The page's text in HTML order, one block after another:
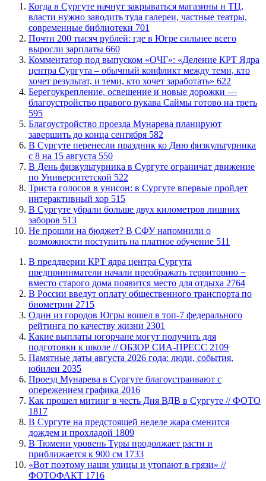
​Когда в Сургуте начнут закрываться магазины и ТЦ,
власти нужно заводить туда галереи, частные театры,
современные библиотеки 701
​Почти 200 тысяч рублей: где в Югре сильнее всего
выросли зарплаты 660
​Комментатор под выпуском «ОЧГ»: «Деление КРТ Ядра
центра Сургута – обычный конфликт между теми, кто
хочет результат, и теми, кто хочет заработать» 622
Берегоукрепление, освещение и новые дорожки —
благоустройство правого рукава Саймы готово на треть
595
Благоустройство проезда Мунарева планируют
завершить до конца сентября 582
​В Сургуте перенесли праздник ко Дню физкультурника
с 8 на 15 августа 550
​В День физкультурника в Сургуте ограничат движение
по Университетской 522
​Триста голосов в унисон: в Сургуте впервые пройдет
интерактивный хор 515
​В Сургуте убрали больше двух километров лишних
заборов 513
Не прошли на бюджет? В СФУ напомнили о
возможности поступить на платное обучение 511
​В преддверии КРТ ядра центра Сургута
предприниматели начали преображать территорию −
вместо старого дома появится место для отдыха 2764
В России введут оплату общественного транспорта по
биометрии 2715
Один из городов Югры вошел в топ-7 федерального
рейтинга по качеству жизни 2301
Какие выплаты югорчане могут получить для
подготовки к школе // ОБЗОР СИА-ПРЕСС 2109
​Памятные даты августа 2026 года: люди, события,
юбилеи 2035
​Проезд Мунарева в Сургуте благоустраивают с
опережением графика 2016
Как прошел митинг в честь Дня ВДВ в Сургуте // ФОТО
1817
В Сургуте на предстоящей неделе жара сменится
дождем и прохладой 1809
В Тюмени уровень Туры продолжает расти и
приближается к 900 см 1733
«Вот поэтому наши улицы и утопают в грязи» //
ФОТОФАКТ 1716